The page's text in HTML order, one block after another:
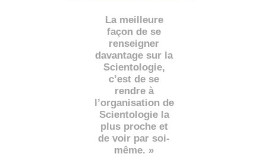
La meilleure
façon de se
renseigner
davantage sur la
Scientologie,
c’est de se
rendre à
l’organisation de
Scientologie la
plus proche et
de voir par soi-
même. »